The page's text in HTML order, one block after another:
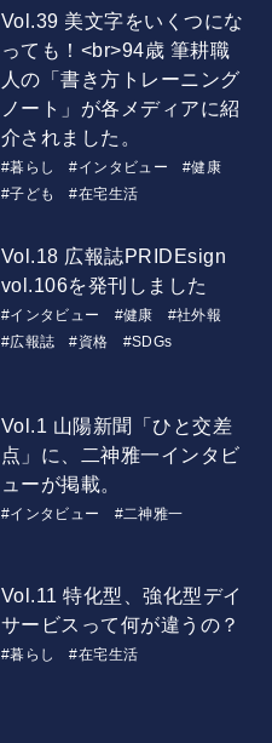
Vol.39 美文字をいくつにな
っても！<br>94歳 筆耕職
人の「書き方トレーニング
ノート」が各メディアに紹
介されました。
#暮らし #インタビュー
#健康
#子ども
#在宅生活
Vol.18 広報誌PRIDEsign
vol.106を発刊しました
#インタビュー #健康
#社外報
#広報誌
#資格 #SDGs
Vol.1 山陽新聞「ひと交差
点」に、二神雅一インタビ
ューが掲載。
#インタビュー #二神雅一
Vol.11 特化型、強化型デイ
サービスって何が違うの？
#暮らし #在宅生活